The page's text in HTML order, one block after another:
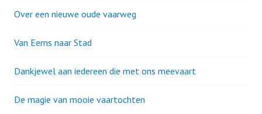
Over een nieuwe oude vaarweg
Van Eems naar Stad
Dankjewel aan iedereen die met ons meevaart
De magie van mooie vaartochten